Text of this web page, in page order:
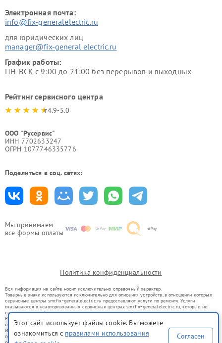
Мы принимаем
все формы оплаты
Электронная почта:
info@fix-generalelectric.ru
для юридических лиц
manager@fix-general electric.ru
График работы:
ПН-ВСК с 9:00 до 21:00 без перерывов и выходных
Рейтинг сервисного центра
4.9-5.0
ООО "Русервис"
ИНН 7702633247
ОГРН 1077746335776
Поделиться в соц. сетях:
Политика конфиденциальности
Вся информация на сайте носит исключительно справочный характер.
Товарные знаки используются исключительно для описания устройств, в отношении которых
сервисные центры smr.fix-generalelectric.ru предоставляют услуги по ремонту. Услуги
оказываются в неавторизованных сервисных центрах smr.fix-generalelectric.ru, которые не
связаны с правообладателями товарных знаков или их официальными представителями.
Ремонт осуществляется для устройств, уже введенных в гражданский оборот в соответствии
со статьей 1487 ГК РФ.
Использование товарных знаков не преследует цели индивидуализации услуг или введения
потребителей в заблуждение, а служит для информирования о предоставляемых услугах по
Этот сайт использует файлы cookie. Вы можете
ознакомиться с правилами использования
Согласен